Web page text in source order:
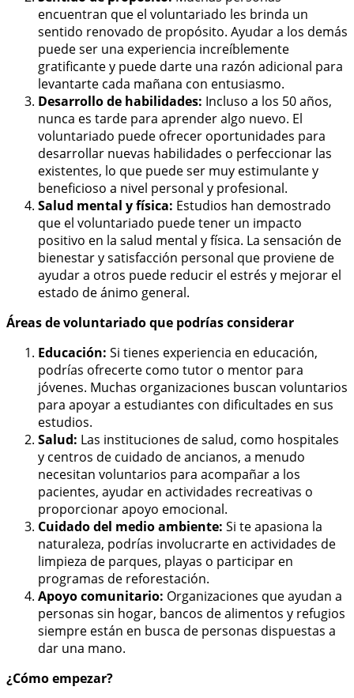
encuentran que el voluntariado les brinda un
sentido renovado de propósito. Ayudar a los demás
puede ser una experiencia increíblemente
gratificante y puede darte una razón adicional para
levantarte cada mañana con entusiasmo.
Desarrollo de habilidades: Incluso a los 50 años,
nunca es tarde para aprender algo nuevo. El
voluntariado puede ofrecer oportunidades para
desarrollar nuevas habilidades o perfeccionar las
existentes, lo que puede ser muy estimulante y
beneficioso a nivel personal y profesional.
Salud mental y física: Estudios han demostrado
que el voluntariado puede tener un impacto
positivo en la salud mental y física. La sensación de
bienestar y satisfacción personal que proviene de
ayudar a otros puede reducir el estrés y mejorar el
estado de ánimo general.
Áreas de voluntariado que podrías considerar
Educación: Si tienes experiencia en educación,
podrías ofrecerte como tutor o mentor para
jóvenes. Muchas organizaciones buscan voluntarios
para apoyar a estudiantes con dificultades en sus
estudios.
Salud: Las instituciones de salud, como hospitales
y centros de cuidado de ancianos, a menudo
necesitan voluntarios para acompañar a los
pacientes, ayudar en actividades recreativas o
proporcionar apoyo emocional.
Cuidado del medio ambiente: Si te apasiona la
naturaleza, podrías involucrarte en actividades de
limpieza de parques, playas o participar en
programas de reforestación.
Apoyo comunitario: Organizaciones que ayudan a
personas sin hogar, bancos de alimentos y refugios
siempre están en busca de personas dispuestas a
dar una mano.
¿Cómo empezar?